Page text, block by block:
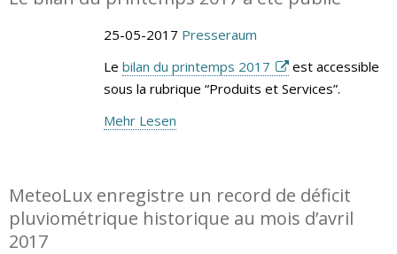
25-05-2017 Presseraum
Le bilan du printemps 2017
est accessible
sous la rubrique “Produits et Services”.
Mehr Lesen
MeteoLux enregistre un record de déficit
pluviométrique historique au mois d’avril
2017